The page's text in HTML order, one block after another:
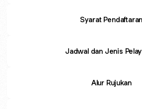
Syarat Pendaftaran
Jadwal dan Jenis
Alur Rujukan